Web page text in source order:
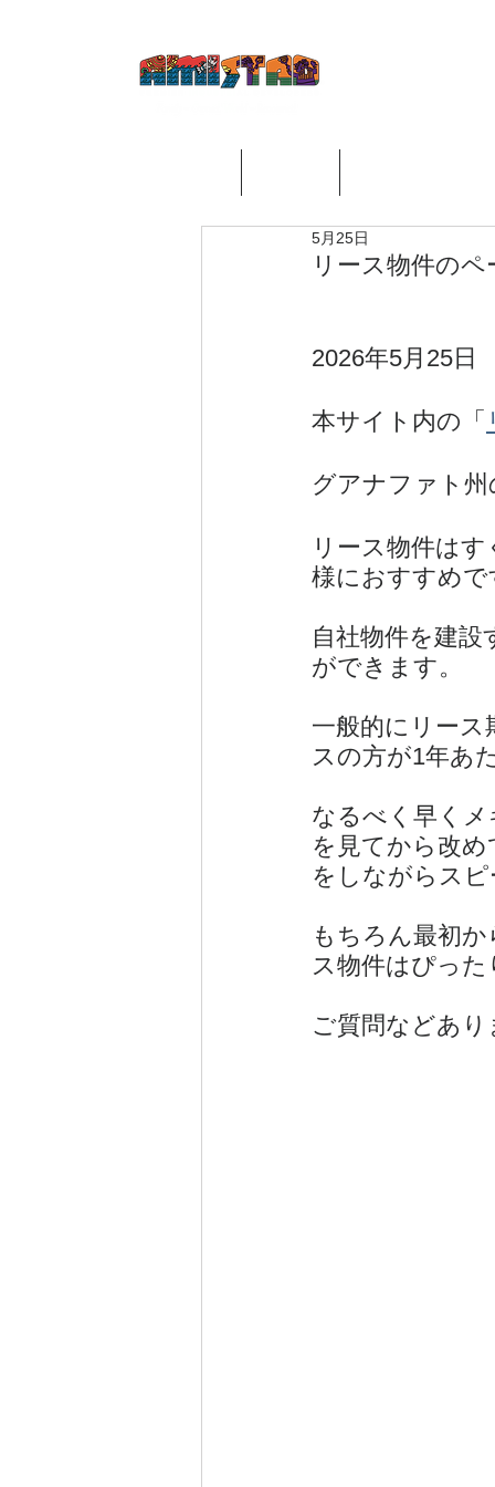
5月25日
リース物件の
2026年5月25日
本サイト内の「
グアナファト
リース物件は
様におすすめで
自社物件を建
ができます。
一般的にリース
スの方が1年あ
なるべく早く
を見てから改
をしながらス
もちろん最初
ス物件はぴっ
ご質問などあ